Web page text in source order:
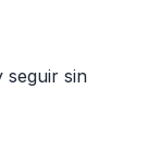
seguir sin